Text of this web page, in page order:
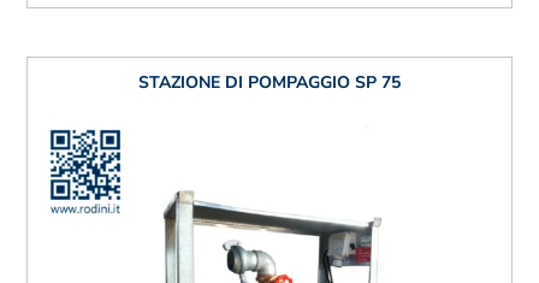
STAZIONE DI POMPAGGIO SP 75